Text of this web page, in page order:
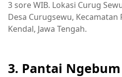
3 sore WIB. Lokasi Curug
Desa Curugsewu, Kecamatan
Kendal, Jawa Tengah.
3. Pantai Ngebum